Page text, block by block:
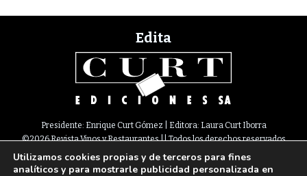
Edita
Presidente: Enrique Curt Gómez | Editora: Laura Curt Iborra
©2026 Revista Vinos y Restaurantes || Todos los derechos reservados
Newsletter Nota legal Política de Cookies Suscripción
Utilizamos cookies propias y de terceros para fines
analíticos y para mostrarle publicidad personalizada en